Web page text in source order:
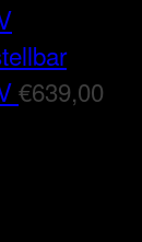
€639,00